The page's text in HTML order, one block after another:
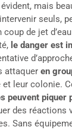
mais
seuls,
de jet
le danger est
attaquer en
et leur colonie.
peuvent piquer
des réactions
Sans